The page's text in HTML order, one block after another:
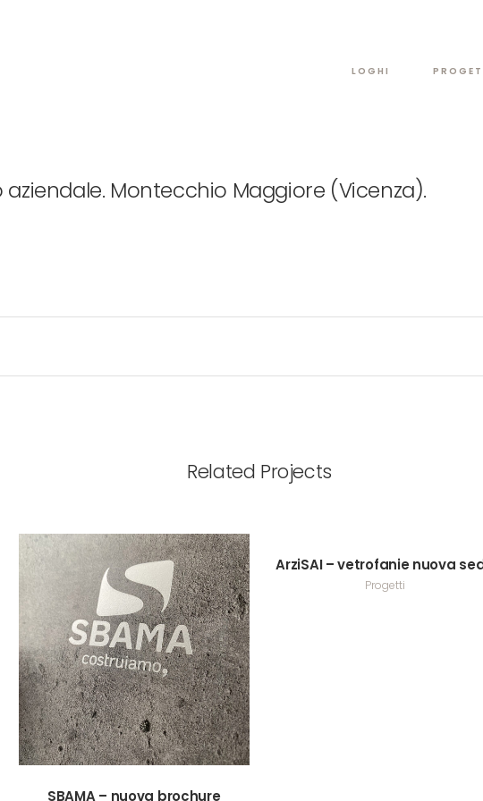
LOGHI
Montecchio Maggiore (Vicenza).
Related Projects
VIEW
SBAMA – nuova brochure
ArziSAI – vetrofanie nuova
Progetti